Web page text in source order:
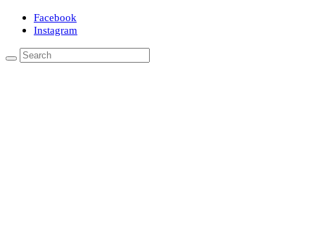
Facebook
Instagram